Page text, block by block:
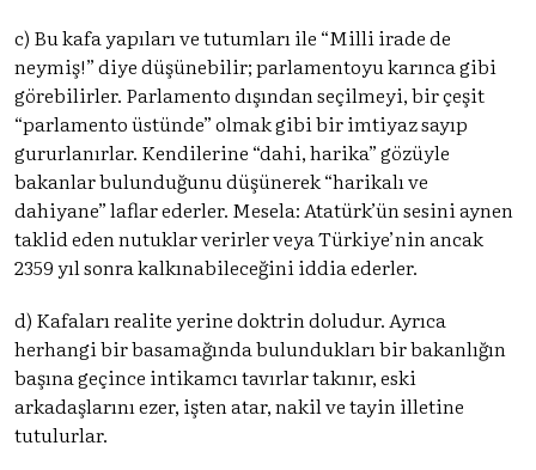
c) Bu kafa yapıları ve tutumları ile “Milli irade de
neymiş!” diye düşünebilir; parlamentoyu karınca gibi
görebilirler. Parlamento dışından seçilmeyi, bir çeşit
“parlamento üstünde” olmak gibi bir imtiyaz sayıp
gururlanırlar. Kendilerine “dahi, harika” gözüyle
bakanlar bulunduğunu düşünerek “harikalı ve
dahiyane” laflar ederler. Mesela: Atatürk’ün sesini aynen
taklid eden nutuklar verirler veya Türkiye’nin ancak
2359 yıl sonra kalkınabileceğini iddia ederler.
d) Kafaları realite yerine doktrin doludur. Ayrıca
herhangi bir basamağında bulundukları bir bakanlığın
başına geçince intikamcı tavırlar takınır, eski
arkadaşlarını ezer, işten atar, nakil ve tayin illetine
tutulurlar.